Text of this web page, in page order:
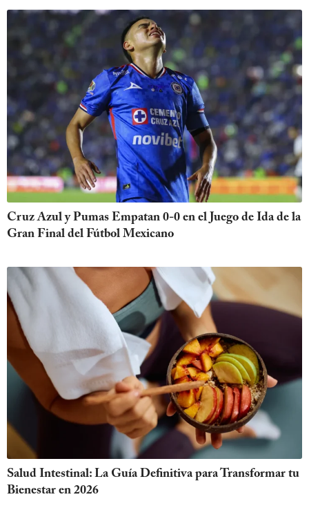
Cruz Azul y Pumas Empatan 0-0 en el Juego de Ida de la
Gran Final del Fútbol Mexicano
Salud Intestinal: La Guía Definitiva para Transformar tu
Bienestar en 2026